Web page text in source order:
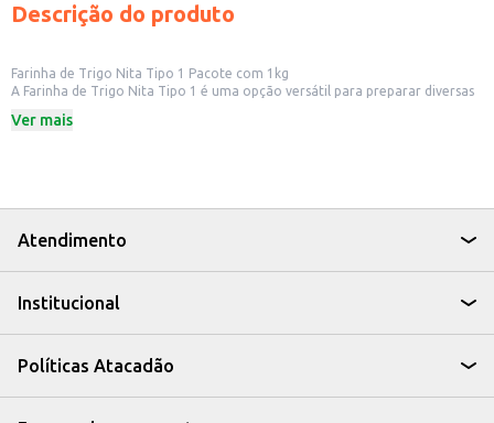
Descrição do produto
Farinha de Trigo Nita Tipo 1 Pacote com 1kg
A Farinha de Trigo Nita Tipo 1 é uma opção versátil para preparar diversas
bolos, massas, tortas e outras preparações culinárias, oferecendo
Facilita o preparo de diversas receitas caseiras.
Armazene em local seco e fresco.
A Farinha de Trigo Nita Tipo 1 combina qualidade e versatilidade para
Ver mais
Atendimento
Institucional
Políticas Atacadão